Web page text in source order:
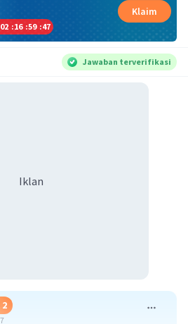
02 :16 :59 :47
Klaim
Jawaban terverifikasi
Iklan